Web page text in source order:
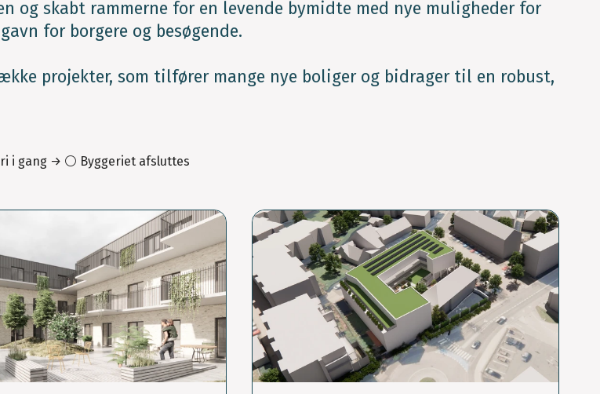
og skabt rammerne for en levende bymidte med nye muligheder for
for borgere og besøgende.
projekter, som tilfører mange nye boliger og bidrager til en robust,
i gang → ⚪ Byggeriet afsluttes